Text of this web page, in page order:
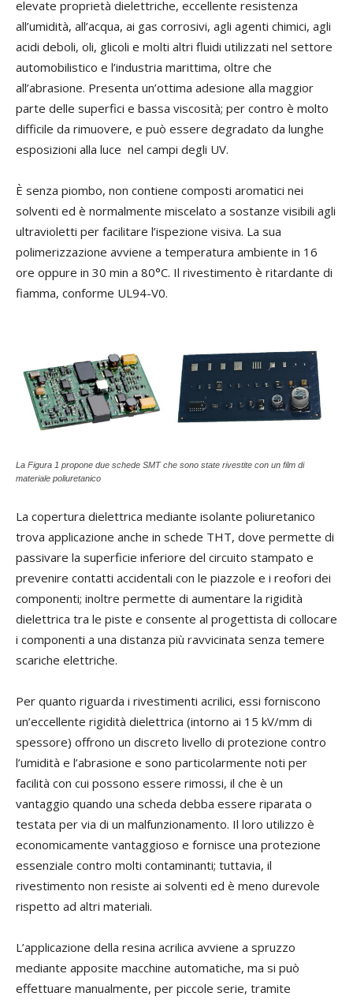
elevate proprietà dielettriche, eccellente resistenza
all’umidità, all’acqua, ai gas corrosivi, agli agenti chimici, agli
acidi deboli, oli, glicoli e molti altri fluidi utilizzati nel settore
automobilistico e l’industria marittima, oltre che
all’abrasione. Presenta un’ottima adesione alla maggior
parte delle superfici e bassa viscosità; per contro è molto
difficile da rimuovere, e può essere degradato da lunghe
esposizioni alla luce nel campi degli UV.
È senza piombo, non contiene composti aromatici nei
solventi ed è normalmente miscelato a sostanze visibili agli
ultravioletti per facilitare l’ispezione visiva. La sua
polimerizzazione avviene a temperatura ambiente in 16
ore oppure in 30 min a 80°C. Il rivestimento è ritardante di
fiamma, conforme UL94-V0.
La Figura 1 propone due schede SMT che sono state rivestite con un film di
materiale poliuretanico
La copertura dielettrica mediante isolante poliuretanico
trova applicazione anche in schede THT, dove permette di
passivare la superficie inferiore del circuito stampato e
prevenire contatti accidentali con le piazzole e i reofori dei
componenti; inoltre permette di aumentare la rigidità
dielettrica tra le piste e consente al progettista di collocare
i componenti a una distanza più ravvicinata senza temere
scariche elettriche.
Per quanto riguarda i rivestimenti acrilici, essi forniscono
un’eccellente rigidità dielettrica (intorno ai 15 kV/mm di
spessore) offrono un discreto livello di protezione contro
l’umidità e l’abrasione e sono particolarmente noti per
facilità con cui possono essere rimossi, il che è un
vantaggio quando una scheda debba essere riparata o
testata per via di un malfunzionamento. Il loro utilizzo è
economicamente vantaggioso e fornisce una protezione
essenziale contro molti contaminanti; tuttavia, il
rivestimento non resiste ai solventi ed è meno durevole
rispetto ad altri materiali.
L’applicazione della resina acrilica avviene a spruzzo
mediante apposite macchine automatiche, ma si può
effettuare manualmente, per piccole serie, tramite